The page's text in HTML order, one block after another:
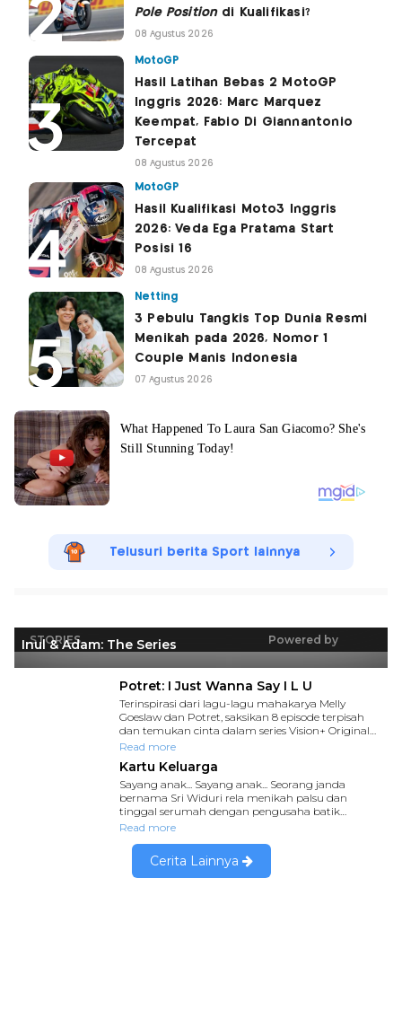
Pole Positiondi Kualifikasi?
08 Agustus 2026
MotoGP
Hasil Latihan Bebas 2 MotoGP
Inggris 2026: Marc Marquez
Keempat, Fabio Di Giannantonio
Tercepat
08 Agustus 2026
MotoGP
Hasil Kualifikasi Moto3 Inggris
2026: Veda Ega Pratama Start
Posisi 16
08 Agustus 2026
Netting
3 Pebulu Tangkis Top Dunia Resmi
Menikah pada 2026, Nomor 1
Couple Manis Indonesia
07 Agustus 2026
Telusuri berita Sport lainnya